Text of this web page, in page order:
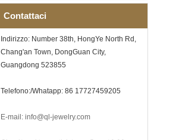
interna personalizzata OEM
ODM fornitura in
Bracciale da uomo a maglie I
in acciaio inossidabile 304
chiusura deployante a
terapia con pietre
Contattaci
Indirizzo: Number 38th, HongYe North Rd,
Chang'an Town, DongGuan City,
Guangdong 523855
Telefono:/Whatapp: 86 17727459205
E-mail: info@ql-jewelry.com